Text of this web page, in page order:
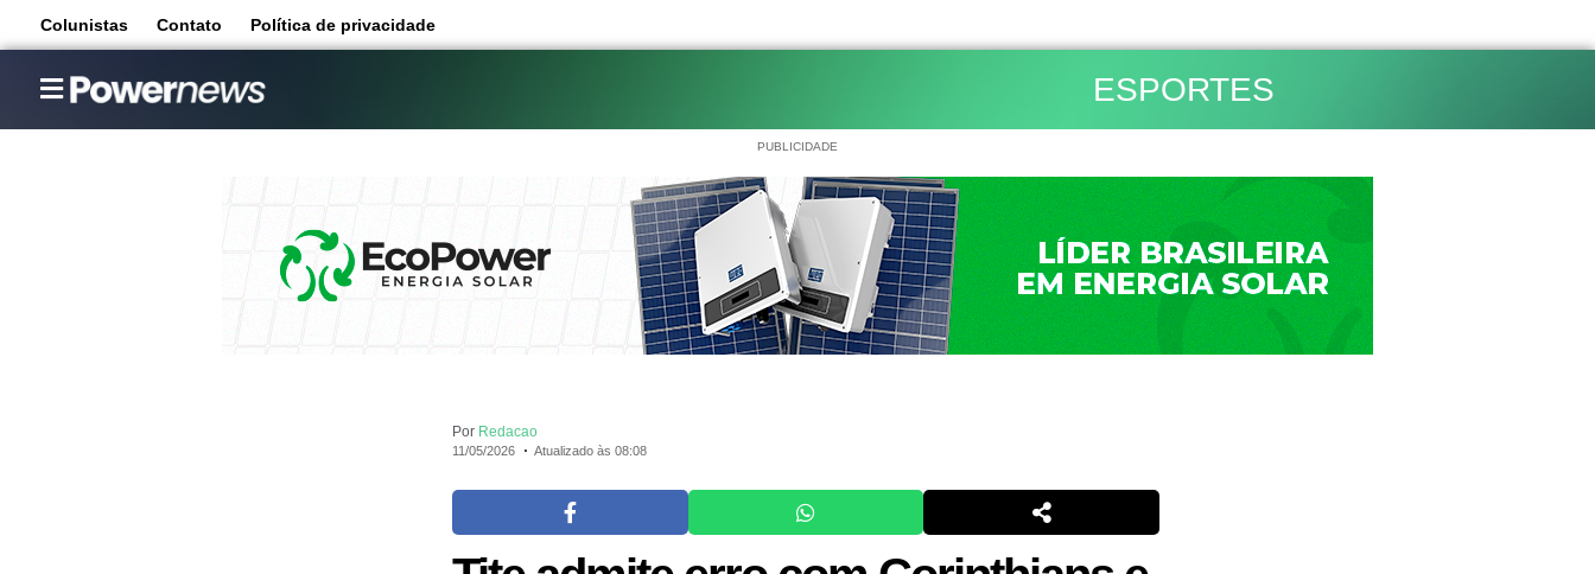
Colunistas Contato Política de privacidade
ESPORTES
PUBLICIDADE
Por Redacao
11/05/2026 Atualizado às 08:08